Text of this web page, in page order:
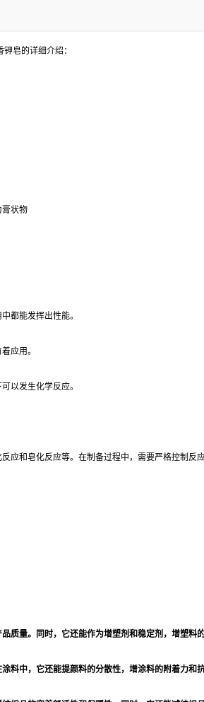
皂的详细介绍：
膏状物
都能发挥出性能。
应用。
以发生化学反应。
和皂化反应等。在制备过程中，需要严格控制反
质量。同时，它还能作为增塑剂和稳定剂，增塑料
料中，它还能提颜料的分散性，增涂料的附着力和